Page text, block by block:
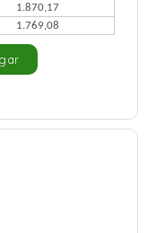
1.870,17
1.769,08